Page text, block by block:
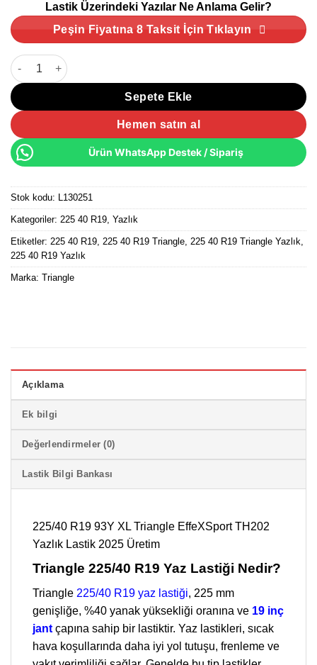
Lastik Üzerindeki Yazılar Ne Anlama Gelir?
Peşin Fiyatına 8 Taksit İçin Tıklayın
225/40 R19 93Y XL Triangle EffeXSport TH202 Yazlık Lastik
Sepete Ekle
Hemen satın al
Ürün WhatsApp Destek / Sipariş
Stok kodu: L130251
Kategoriler: 225 40 R19 Yazlık
Etiketler: 225 40 R19 225 40 R19 Triangle 225 40 R19 Triangle Yazlık
225 40 R19 Yazlık
Marka: Triangle
Açıklama
Ek bilgi
Değerlendirmeler (0)
Lastik Bilgi Bankası
225/40 R19 93Y XL Triangle EffeXSport TH202
Yazlık Lastik 2025 Üretim
Triangle 225/40 R19 Yaz Lastiği Nedir?
Triangle 225/40 R19 yaz lastiği, 225 mm
genişliğe, %40 yanak yüksekliği oranına ve 19 inç
jant çapına sahip bir lastiktir. Yaz lastikleri, sıcak
hava koşullarında daha iyi yol tutuşu, frenleme ve